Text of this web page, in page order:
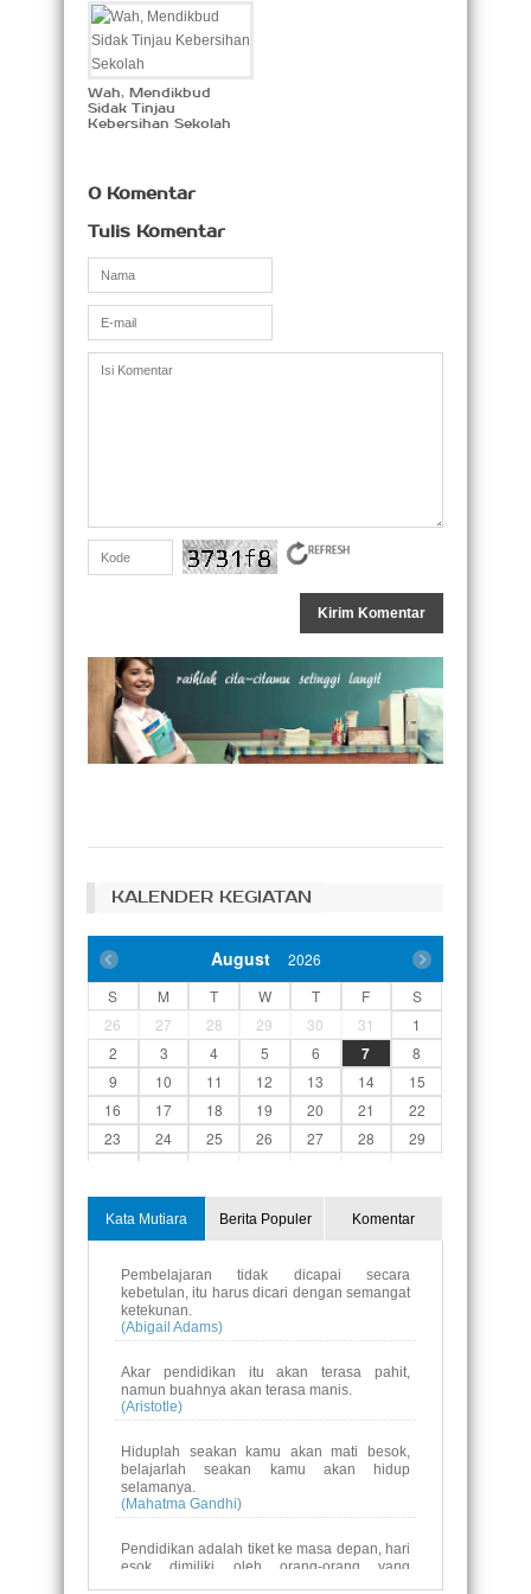
Wah, Mendikbud
Sidak Tinjau
Kebersihan Sekolah
0 Komentar
Tulis Komentar
KALENDER KEGIATAN
August
2026
S
M T W T F
S
26
27 28 29 30 31
1
2
3 4 5 6 7
8
9
10 11 12 13 14
15
16
17 18 19 20 21
22
23
24 25 26 27 28
29
Kata Mutiara Berita Populer Komentar
Pembelajaran tidak dicapai secara
kebetulan, itu harus dicari dengan semangat
ketekunan.
(Abigail Adams)
Akar pendidikan itu akan terasa pahit,
namun buahnya akan terasa manis.
(Aristotle)
Hiduplah seakan kamu akan mati besok,
belajarlah seakan kamu akan hidup
selamanya.
(Mahatma Gandhi)
Pendidikan adalah tiket ke masa depan, hari
esok dimiliki oleh orang-orang yang